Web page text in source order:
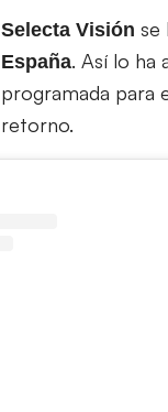
Selecta Visión se
España. Así lo ha
programada para
retorno.